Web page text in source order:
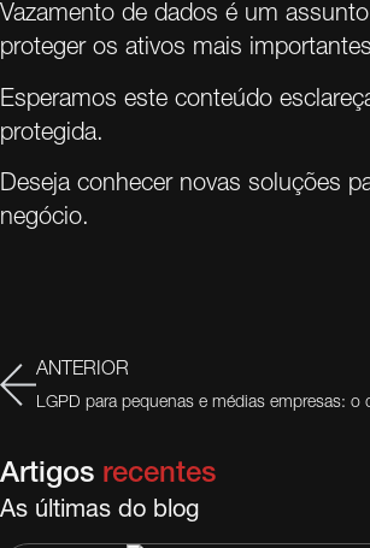
Vazamento de dados é um
proteger os ativos mais
Esperamos este conteúdo
protegida.
Deseja conhecer novas soluções
negócio.
ANTERIOR
LGPD para pequenas e médias empresas: o
Artigos recentes
As últimas do blog